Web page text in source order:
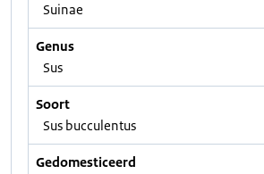
Suinae
Genus
Sus
Soort
Sus bucculentus
Gedomesticeerd